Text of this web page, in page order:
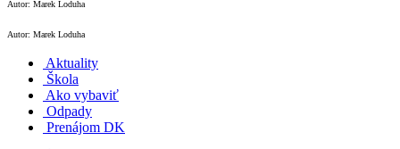
Autor: Marek Loduha
Autor: Marek Loduha
Aktuality
Škola
Ako vybaviť
Odpady
Prenájom DK